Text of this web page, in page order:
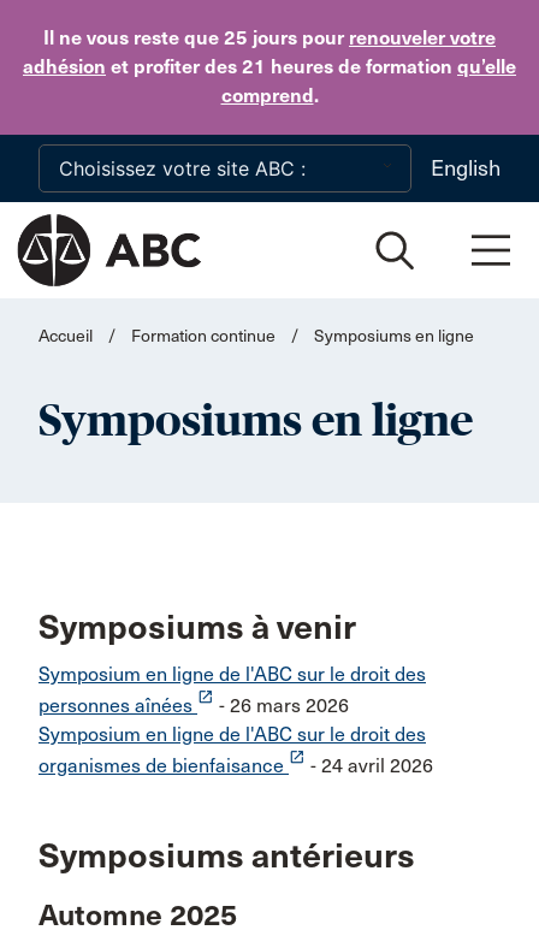
Il ne vous reste que 25 jours pour renouveler votre
adhésion et profiter des 21 heures de formation qu’elle
comprend.
Skip to main content
English
Accueil / Formation continue / Symposiums en ligne
Symposiums en ligne
Symposiums à venir
Symposium en ligne de l'ABC sur le droit des
personnes aînées launch - 26 mars 2026
Symposium en ligne de l'ABC sur le droit des
organismes de bienfaisance launch - 24 avril 2026
Symposiums antérieurs
Automne 2025